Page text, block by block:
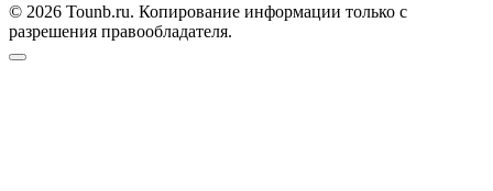
© 2026 Tounb.ru. Копирование информации только с
разрешения правообладателя.